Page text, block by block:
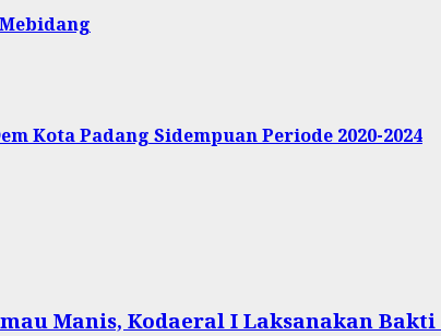
Kota Padang Sidempuan Periode 2020-2024
Manis, Kodaeral I Laksanakan